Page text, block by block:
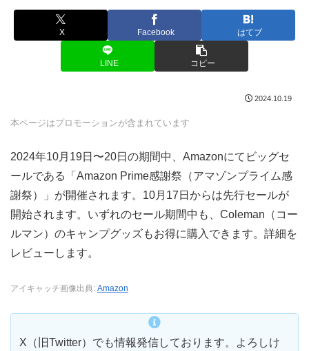
X Facebook はてブ
LINE コピー
2024.10.19
本ページはプロモーションが含まれています
2024年10月19日〜20日の期間中、Amazonにてビッグセ
ールである「Amazon Prime感謝祭（アマゾンプライム感
謝祭）」が開催されます。10月17日からは先行セールが
開始されます。いずれのセール期間中も、Coleman（コー
ルマン）のキャンプグッズもお得に購入できます。詳細を
レビューします。
アイキャッチ画像出典: Amazon
X（旧Twitter）でも情報発信しております。よろしけ